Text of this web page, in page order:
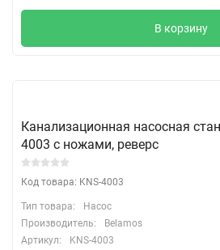
В корзину
Канализационная насосная
4003 с ножами, реверс
Код товара: KNS-4003
Тип товара:
Насос
Производитель:
Belamos
Артикул:
KNS-4003